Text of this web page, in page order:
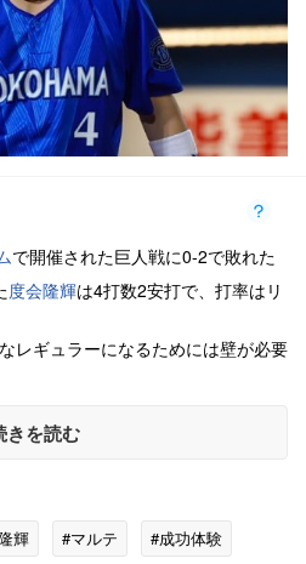
で開催された巨人戦に0-2で敗れた
度会隆輝は4打数2安打で、打率はリ
レギュラーになるためには壁が必要
きを読む
輝 #マルテ
#成功体験